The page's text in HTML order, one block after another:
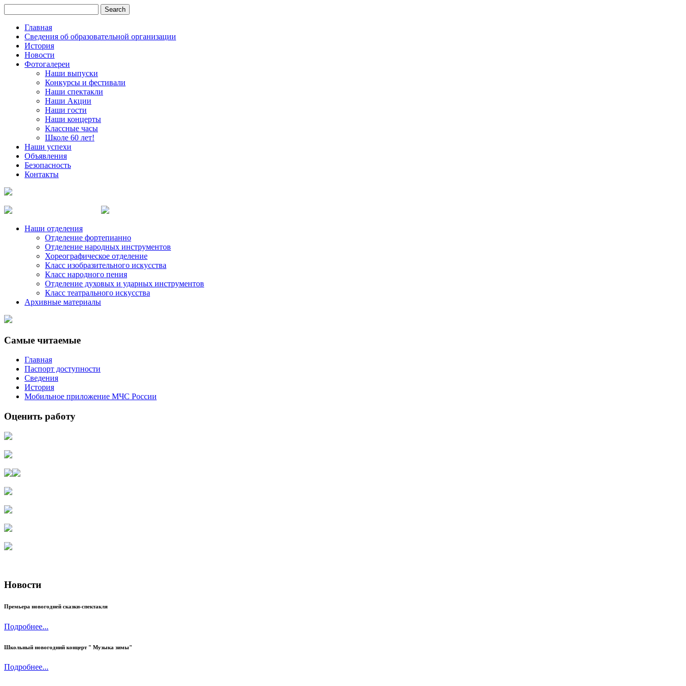
Главная
Сведения об образовательной организации
История
Новости
Фотогалереи
Наши выпуски
Конкурсы и фестивали
Наши спектакли
Наши Акции
Наши гости
Наши концерты
Классные часы
Школе 60 лет!
Наши успехи
Объявления
Безопасность
Контакты
Наши отделения
Отделение фортепианно
Отделение народных инструментов
Хореографическое отделение
Класс изобразительного искусства
Класс народного пения
Отделение духовых и ударных инструментов
Класс театрального искусства
Архивные материалы
Самые читаемые
Главная
Паспорт доступности
Сведения
История
Мобильное приложение МЧС России
Оценить работу
Новости
Премьера новогодней сказки-спектакля
Подробнее...
Школьный новогодний концерт " Музыка зимы"
Подробнее...